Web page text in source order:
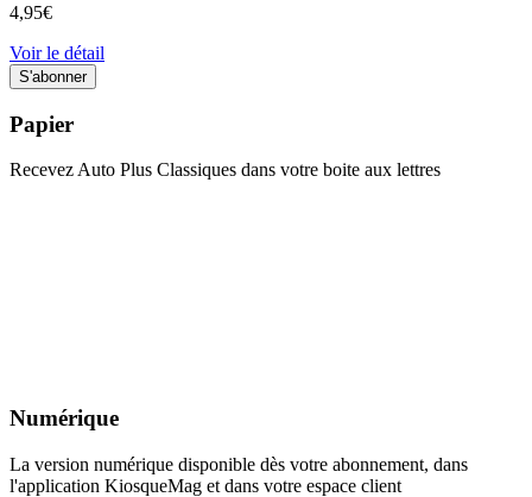
4,95€
Voir le détail
Papier
Recevez Auto Plus Classiques dans votre boite aux lettres
Numérique
La version numérique disponible dès votre abonnement, dans
l'application KiosqueMag et dans votre espace client